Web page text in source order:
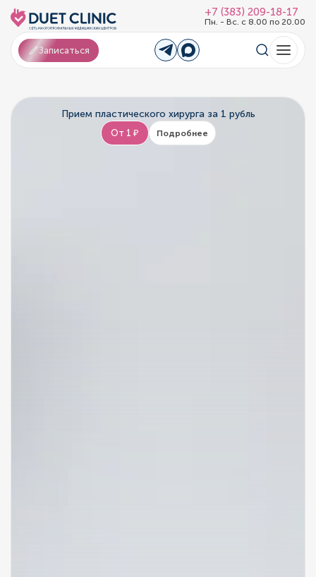
+7 (383) 209-18-17
Пн. - Вс. с 8.00 по 20.00
Записаться
Прием пластического хирурга за 1 рубль
От 1 ₽ Подробнее